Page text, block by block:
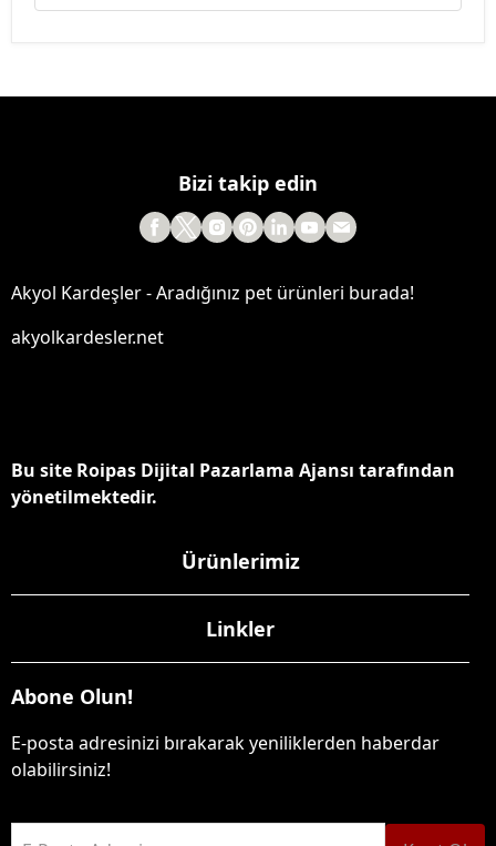
Bizi takip edin
Akyol Kardeşler - Aradığınız pet ürünleri burada!
akyolkardesler.net
Bu site Roipas Dijital Pazarlama Ajansı tarafından
yönetilmektedir.
Ürünlerimiz
Linkler
Abone Olun!
E-posta adresinizi bırakarak yeniliklerden haberdar
olabilirsiniz!